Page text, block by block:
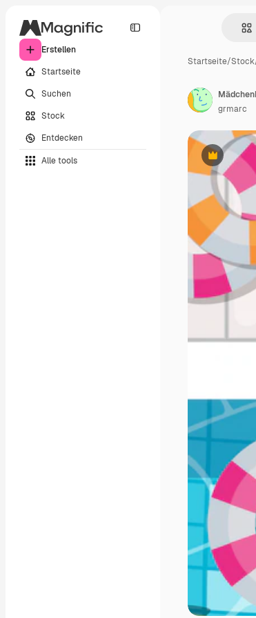
Erstellen
Startseite
Suchen
Stock
Entdecken
Alle tools
Startseite/Stock
Premium
grmarc